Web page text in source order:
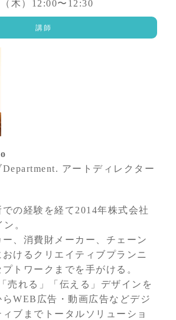
木）12:00〜12:30
講師
アートディレクター
の経験を経て2014年株式会社
。
、消費財メーカー、チェーン
けるクリエイティブプランニ
トワークまでを手がける。
売れる」「伝える」デザインを
WEB広告・動画広告などデジ
ブまでトータルソリューショ